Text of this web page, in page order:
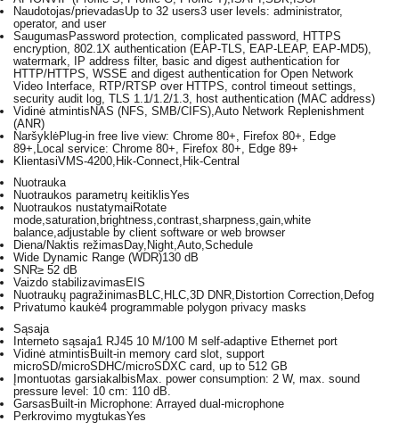
Naudotojas/prievadasUp to 32 users3 user levels: administrator,
operator, and user
Saugumas Password protection, complicated password, HTTPS
encryption, 802.1X authentication (EAP-TLS, EAP-LEAP, EAP-MD5),
watermark, IP address filter, basic and digest authentication for
HTTP/HTTPS, WSSE and digest authentication for Open Network
Video Interface, RTP/RTSP over HTTPS, control timeout settings,
security audit log, TLS 1.1/1.2/1.3, host authentication (MAC address)
Vidinė atmintis NAS (NFS, SMB/CIFS),Auto Network Replenishment
(ANR)
NaršyklėPlug-in free live view: Chrome 80+, Firefox 80+, Edge
89+,Local service: Chrome 80+, Firefox 80+, Edge 89+
KlientasiVMS-4200,Hik-Connect,Hik-Central
Nuotrauka
Nuotraukos parametrų keitiklisYes
Nuotraukos nustatymai Rotate
mode,saturation,brightness,contrast,sharpness,gain,white
balance,adjustable by client software or web browser
Diena/Naktis režimas Day,Night,Auto,Schedule
Wide Dynamic Range (WDR)130 dB
SNR≥ 52 dB
Vaizdo stabilizavimas EIS
Nuotraukų pagražinimas BLC,HLC,3D DNR,Distortion Correction,Defog
Privatumo kaukė4 programmable polygon privacy masks
Sąsaja
Interneto sąsaja1 RJ45 10 M/100 M self-adaptive Ethernet port
Vidinė atmintis Built-in memory card slot, support
microSD/microSDHC/microSDXC card, up to 512 GB
Įmontuotas garsiakalbis Max. power consumption: 2 W, max. sound
pressure level: 10 cm: 110 dB.
Garsas Built-in Microphone: Arrayed dual-microphone
Perkrovimo mygtukasYes